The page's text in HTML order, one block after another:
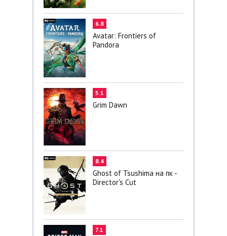
6.8
Avatar: Frontiers of
Pandora
5.1
Grim Dawn
8.4
Ghost of Tsushima на пк -
Director's Cut
7.1